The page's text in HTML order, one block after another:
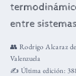
entre sistemas
👥 Rodrigo Alcaraz
Valenzuela
✍️ Última edición: